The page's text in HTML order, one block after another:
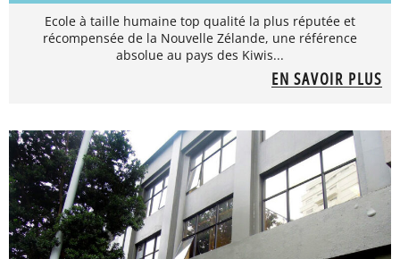
Ecole à taille humaine top qualité la plus réputée et
récompensée de la Nouvelle Zélande, une référence
absolue au pays des Kiwis...
EN SAVOIR PLUS